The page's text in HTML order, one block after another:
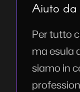
Aiuto da
Per tutto
ma esula
siamo in